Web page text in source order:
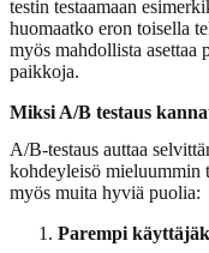
testin testaamaan
huomaatko eron toisella
myös mahdollista asettaa
paikkoja.
Miksi A/B testaus
A/B-testaus auttaa
kohdeyleisö mieluummin
myös muita hyviä puolia:
Parempi